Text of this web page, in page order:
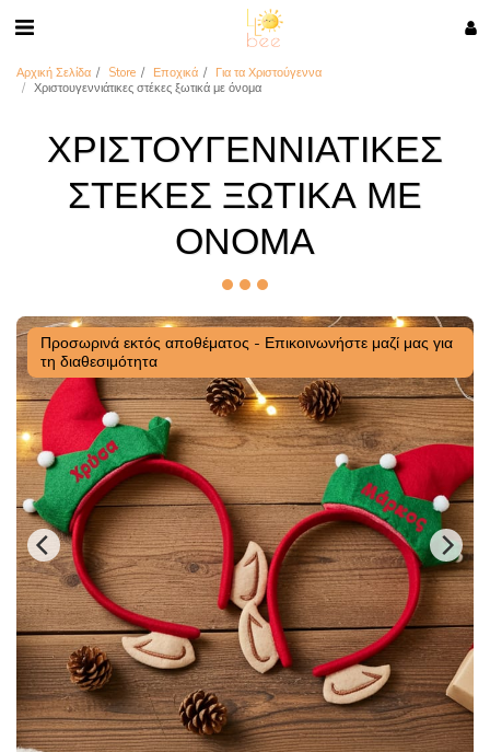
Αρχική Σελίδα Store Εποχικά
Για τα Χριστούγεννα
Χριστουγεννιάτικες στέκες ξωτικά με όνομα
ΧΡΙΣΤΟΥΓΕΝΝΙΆΤΙΚΕΣ
ΣΤΈΚΕΣ ΞΩΤΙΚΆ ΜΕ
ΌΝΟΜΑ
Προσωρινά εκτός αποθέματος - Επικοινωνήστε μαζί μας για
τη διαθεσιμότητα